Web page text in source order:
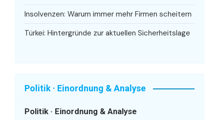
Insolvenzen: Warum immer mehr Firmen scheitern
Türkei: Hintergründe zur aktuellen Sicherheitslage
Politik · Einordnung & Analyse
Politik · Einordnung & Analyse